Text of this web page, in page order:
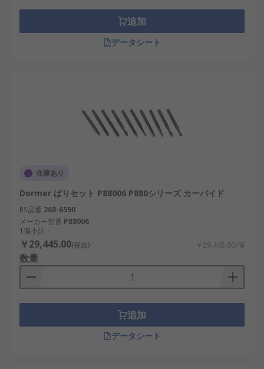
追加
データシート
在庫あり
Dormer ばりセット P88006 P880シリーズ カーバイド
RS品番 268-6590
メーカー型番 P88006
1個小計：
￥29,445.00(税抜) ￥29,445.00/個
数量
追加
データシート